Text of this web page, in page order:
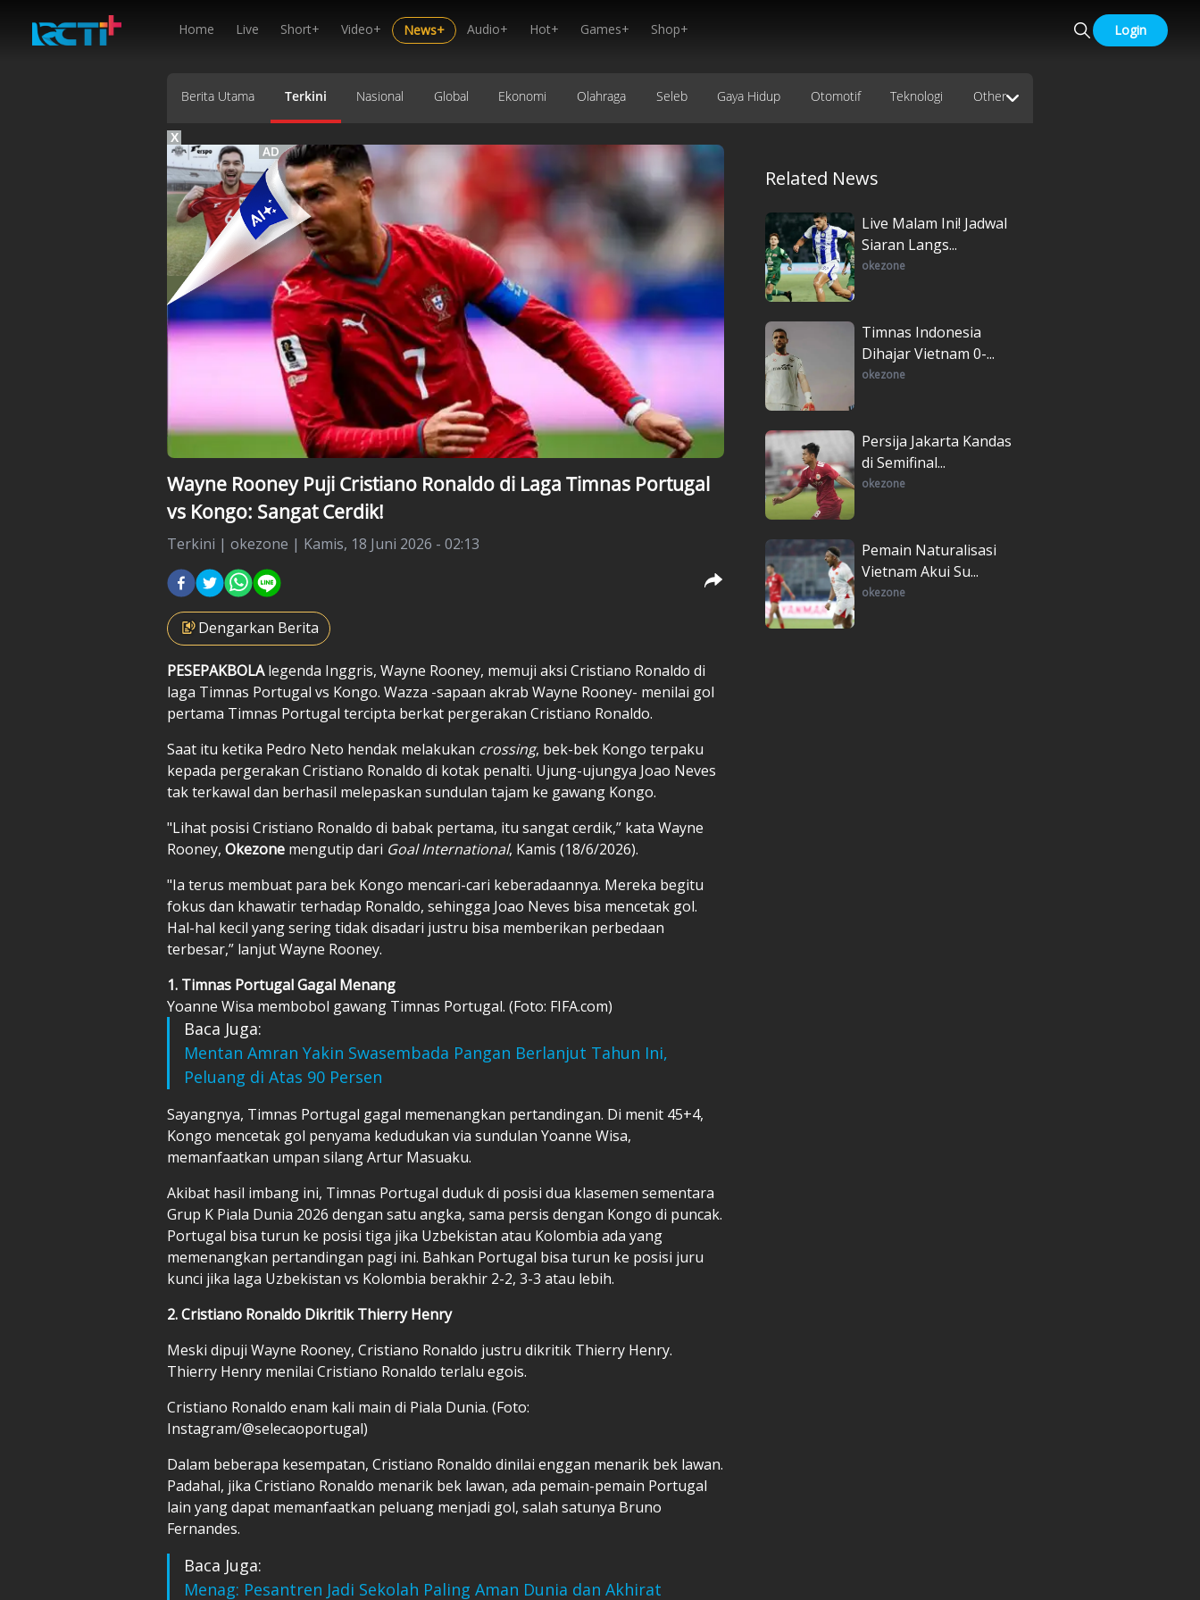
Home Live Short+ Video+ News+ Audio+ Hot+ Games+ Shop+ Login
Berita Utama Terkini Nasional Global Ekonomi Olahraga Seleb Gaya Hidup Otomotif Teknologi Other
Wayne Rooney Puji Cristiano Ronaldo di Laga Timnas Portugal
vs Kongo: Sangat Cerdik!
Terkini | okezone | Kamis, 18 Juni 2026 - 02:13
Dengarkan Berita
PESEPAKBOLAlegenda Inggris, Wayne Rooney, memuji aksi Cristiano Ronaldo di
laga Timnas Portugal vs Kongo. Wazza -sapaan akrab Wayne Rooney- menilai gol
pertama Timnas Portugal tercipta berkat pergerakan Cristiano Ronaldo.
Saat itu ketika Pedro Neto hendak melakukan crossing, bek-bek Kongo terpaku
kepada pergerakan Cristiano Ronaldo di kotak penalti. Ujung-ujungya Joao Neves
tak terkawal dan berhasil melepaskan sundulan tajam ke gawang Kongo.
"Lihat posisi Cristiano Ronaldo di babak pertama, itu sangat cerdik,” kata Wayne
Rooney, Okezone mengutip dari Goal International, Kamis (18/6/2026).
"Ia terus membuat para bek Kongo mencari-cari keberadaannya. Mereka begitu
fokus dan khawatir terhadap Ronaldo, sehingga Joao Neves bisa mencetak gol.
Hal-hal kecil yang sering tidak disadari justru bisa memberikan perbedaan
terbesar,” lanjut Wayne Rooney.
1. Timnas Portugal Gagal Menang
Yoanne Wisa membobol gawang Timnas Portugal. (Foto: FIFA.com)
Baca Juga:
Mentan Amran Yakin Swasembada Pangan Berlanjut Tahun Ini,
Peluang di Atas 90 Persen
Sayangnya, Timnas Portugal gagal memenangkan pertandingan. Di menit 45+4,
Kongo mencetak gol penyama kedudukan via sundulan Yoanne Wisa,
memanfaatkan umpan silang Artur Masuaku.
Akibat hasil imbang ini, Timnas Portugal duduk di posisi dua klasemen sementara
Grup K Piala Dunia 2026 dengan satu angka, sama persis dengan Kongo di puncak.
Portugal bisa turun ke posisi tiga jika Uzbekistan atau Kolombia ada yang
memenangkan pertandingan pagi ini. Bahkan Portugal bisa turun ke posisi juru
kunci jika laga Uzbekistan vs Kolombia berakhir 2-2, 3-3 atau lebih.
2. Cristiano Ronaldo Dikritik Thierry Henry
Meski dipuji Wayne Rooney, Cristiano Ronaldo justru dikritik Thierry Henry.
Thierry Henry menilai Cristiano Ronaldo terlalu egois.
Cristiano Ronaldo enam kali main di Piala Dunia. (Foto:
Instagram/@selecaoportugal)
Dalam beberapa kesempatan, Cristiano Ronaldo dinilai enggan menarik bek lawan.
Padahal, jika Cristiano Ronaldo menarik bek lawan, ada pemain-pemain Portugal
lain yang dapat memanfaatkan peluang menjadi gol, salah satunya Bruno
Fernandes.
Baca Juga:
Menag: Pesantren Jadi Sekolah Paling Aman Dunia dan Akhirat
Related News
Live Malam Ini! Jadwal
Siaran Langs...
okezone
Timnas Indonesia
Dihajar Vietnam 0-...
okezone
Persija Jakarta Kandas
di Semifinal...
okezone
Pemain Naturalisasi
Vietnam Akui Su...
okezone
X